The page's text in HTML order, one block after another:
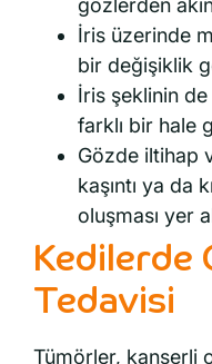
gözlerden
İris üzerinde
bir değişiklik
İris şeklinin
farklı bir hale
Gözde iltihap
kaşıntı ya da
oluşması yer
Kedilerde
Tedavisi
Tümörler, kanserli